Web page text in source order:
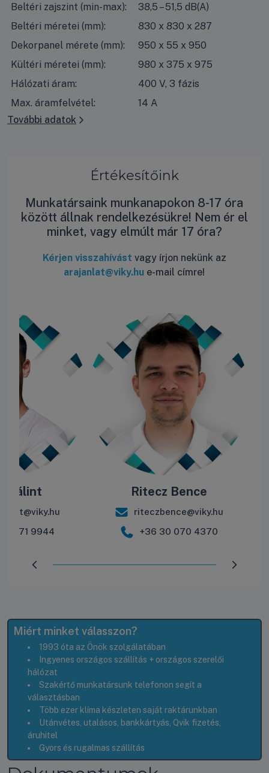
Beltéri zajszint (min-max):
38,5 – 51,5 dB(A)
Beltéri méretei (mm):
830 x 830 x 287
Dekorpanel mérete (mm):
950 x 55 x 950
Kültéri méretei (mm):
980 x 375 x 975
Hálózati áram:
400 V, 3 fázis
Max. áramfelvétel:
14 A
További adatok
Értékesítőink
Munkatársaink munkanapokon 8-17 óra
között állnak rendelkezésükre! Nem ér el
minket, vagy elmúlt már 17 óra?
Kérjen visszahívást vagy írjon nekünk az
arajanlat@viky.hu e-mail címre!
Bálint
571 9944
Ritecz Bence
riteczbence@viky.hu
+36 30 070 4370
Miért minket válasszon?
1993 óta az Önök szolgálatában
Ingyenes országos szállítás + országos szerelői
hálózat
Szakértő munkatársunk telefonon segít a
választásban
Több ezer klíma készleten saját raktárunkban
Utánvétes, utalásos, bankkártyás, Qvik fizetés,
áruhitel
Gyors és rugalmas szállítás